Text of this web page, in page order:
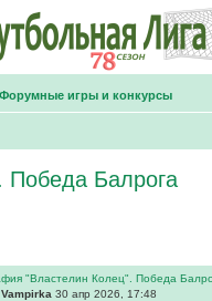
Форумные игры и конкурсы
Балрога
"Властелин Колец". Победа
Vampirka 30 апр 2026, 17:48